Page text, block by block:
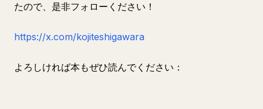
たので、是非フォローください！
https://x.com/kojiteshigawara
よろしければ本もぜひ読んでください：